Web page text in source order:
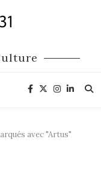
avec "Artus"